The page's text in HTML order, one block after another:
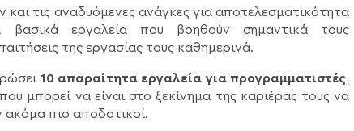
τις αναδυόμενες ανάγκες για αποτελεσματικότητα
βασικά εργαλεία που βοηθούν σημαντικά τους
της εργασίας τους καθημερινά.
10 απαραίτητα εργαλεία για προγραμματιστές
μπορεί να είναι στο ξεκίνημα της καριέρας τους να
ακόμα πιο αποδοτικοί.